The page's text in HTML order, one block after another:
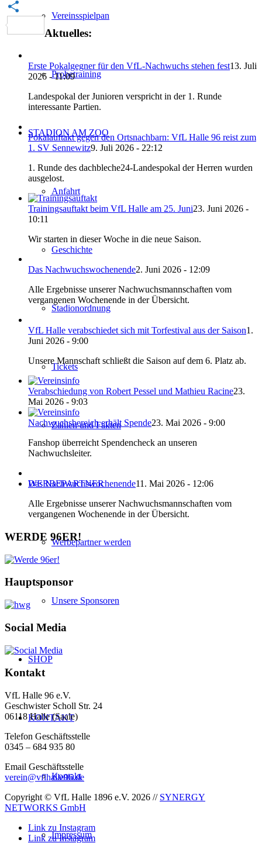
Vereinsspielpan
Probetraining
STADION AM ZOO
Anfahrt
Geschichte
Stadionordnung
Tickets
Zahlen und Fakten
WERBEPARTNER
Werbepartner werden
Unsere Sponsoren
SHOP
KONTAKT
Kontakt
Impressum
Copy
Link
Aktuelles:
Erste Pokalgegner für den VfL-Nachwuchs stehen fest13. Juli
2026 - 11:09
Landespokal der Junioren verspricht in der 1. Runde
interessante Partien.
Pokalauftakt gegen den Ortsnachbarn: VfL Halle 96 reist zum
1. SV Sennewitz9. Juli 2026 - 22:12
1. Runde des dachbleche24-Landespokal der Herren wurden
ausgelost.
Trainingsauftakt beim VfL Halle am 25. Juni23. Juni 2026 -
10:11
Wir starten in dieser Woche in die neue Saison.
Das Nachwuchswochenende2. Juni 2026 - 12:09
Alle Ergebnisse unserer Nachwuchsmannschaften vom
vergangenen Wochenende in der Übersicht.
VfL Halle verabschiedet sich mit Torfestival aus der Saison1.
Juni 2026 - 9:00
Unsere Mannschaft schließt die Saison auf dem 6. Platz ab.
Verabschiedung von Robert Pessel und Mathieu Racine23.
Mai 2026 - 9:03
Nachwuchsbereich erhält Spende23. Mai 2026 - 9:00
Fanshop überreicht Spendencheck an unseren
Nachwuchsleiter.
Das Nachwuchswochenende11. Mai 2026 - 12:06
Alle Ergebnisse unserer Nachwuchsmannschaften vom
vergangenen Wochenende in der Übersicht.
WERDE 96ER!
Hauptsponsor
Social Media
Kontakt
VfL Halle 96 e.V.
Geschwister Scholl Str. 24
06118 Halle (Saale)
Telefon Geschäftsstelle
0345 – 684 935 80
Email Geschäftsstelle
verein@vflhalle96.de
Copyright © VfL Halle 1896 e.V. 2026 // SYNERGY
NETWORKS GmbH
Link zu Instagram
Link zu Instagram